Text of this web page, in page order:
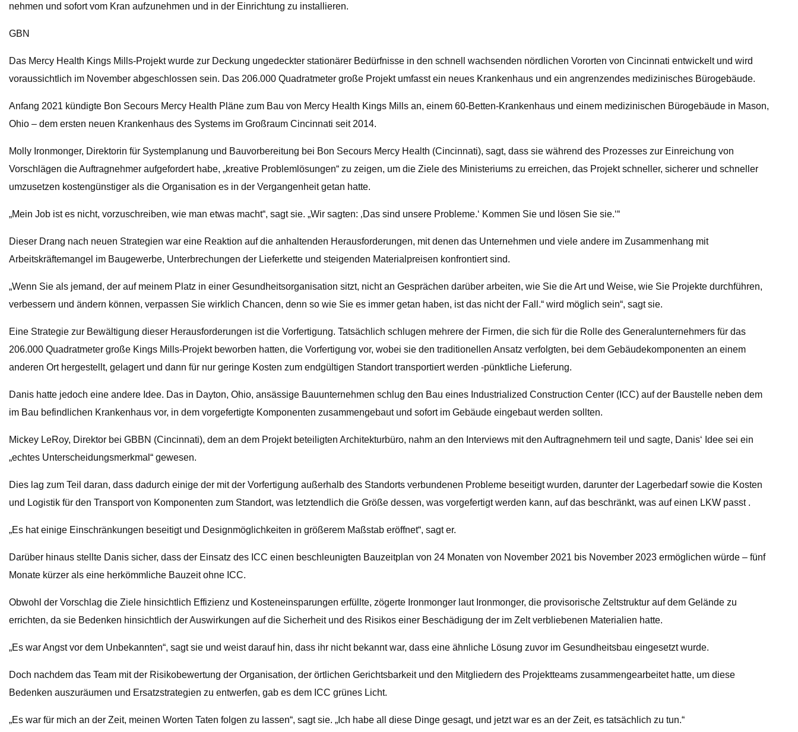
nehmen und sofort vom Kran aufzunehmen und in der Einrichtung zu installieren.
GBN
Das Mercy Health Kings Mills-Projekt wurde zur Deckung ungedeckter stationärer Bedürfnisse in den schnell wachsenden nördlichen Vororten von Cincinnati entwickelt und wird
voraussichtlich im November abgeschlossen sein. Das 206.000 Quadratmeter große Projekt umfasst ein neues Krankenhaus und ein angrenzendes medizinisches Bürogebäude.
Anfang 2021 kündigte Bon Secours Mercy Health Pläne zum Bau von Mercy Health Kings Mills an, einem 60-Betten-Krankenhaus und einem medizinischen Bürogebäude in Mason,
Ohio – dem ersten neuen Krankenhaus des Systems im Großraum Cincinnati seit 2014.
Molly Ironmonger, Direktorin für Systemplanung und Bauvorbereitung bei Bon Secours Mercy Health (Cincinnati), sagt, dass sie während des Prozesses zur Einreichung von
Vorschlägen die Auftragnehmer aufgefordert habe, „kreative Problemlösungen“ zu zeigen, um die Ziele des Ministeriums zu erreichen, das Projekt schneller, sicherer und schneller
umzusetzen kostengünstiger als die Organisation es in der Vergangenheit getan hatte.
„Mein Job ist es nicht, vorzuschreiben, wie man etwas macht“, sagt sie. „Wir sagten: ‚Das sind unsere Probleme.‘ Kommen Sie und lösen Sie sie.‘“
Dieser Drang nach neuen Strategien war eine Reaktion auf die anhaltenden Herausforderungen, mit denen das Unternehmen und viele andere im Zusammenhang mit
Arbeitskräftemangel im Baugewerbe, Unterbrechungen der Lieferkette und steigenden Materialpreisen konfrontiert sind.
„Wenn Sie als jemand, der auf meinem Platz in einer Gesundheitsorganisation sitzt, nicht an Gesprächen darüber arbeiten, wie Sie die Art und Weise, wie Sie Projekte durchführen,
verbessern und ändern können, verpassen Sie wirklich Chancen, denn so wie Sie es immer getan haben, ist das nicht der Fall.“ wird möglich sein“, sagt sie.
Eine Strategie zur Bewältigung dieser Herausforderungen ist die Vorfertigung. Tatsächlich schlugen mehrere der Firmen, die sich für die Rolle des Generalunternehmers für das
206.000 Quadratmeter große Kings Mills-Projekt beworben hatten, die Vorfertigung vor, wobei sie den traditionellen Ansatz verfolgten, bei dem Gebäudekomponenten an einem
anderen Ort hergestellt, gelagert und dann für nur geringe Kosten zum endgültigen Standort transportiert werden -pünktliche Lieferung.
Danis hatte jedoch eine andere Idee. Das in Dayton, Ohio, ansässige Bauunternehmen schlug den Bau eines Industrialized Construction Center (ICC) auf der Baustelle neben dem
im Bau befindlichen Krankenhaus vor, in dem vorgefertigte Komponenten zusammengebaut und sofort im Gebäude eingebaut werden sollten.
Mickey LeRoy, Direktor bei GBBN (Cincinnati), dem an dem Projekt beteiligten Architekturbüro, nahm an den Interviews mit den Auftragnehmern teil und sagte, Danis‘ Idee sei ein
„echtes Unterscheidungsmerkmal“ gewesen.
Dies lag zum Teil daran, dass dadurch einige der mit der Vorfertigung außerhalb des Standorts verbundenen Probleme beseitigt wurden, darunter der Lagerbedarf sowie die Kosten
und Logistik für den Transport von Komponenten zum Standort, was letztendlich die Größe dessen, was vorgefertigt werden kann, auf das beschränkt, was auf einen LKW passt .
„Es hat einige Einschränkungen beseitigt und Designmöglichkeiten in größerem Maßstab eröffnet“, sagt er.
Darüber hinaus stellte Danis sicher, dass der Einsatz des ICC einen beschleunigten Bauzeitplan von 24 Monaten von November 2021 bis November 2023 ermöglichen würde – fünf
Monate kürzer als eine herkömmliche Bauzeit ohne ICC.
Obwohl der Vorschlag die Ziele hinsichtlich Effizienz und Kosteneinsparungen erfüllte, zögerte Ironmonger laut Ironmonger, die provisorische Zeltstruktur auf dem Gelände zu
errichten, da sie Bedenken hinsichtlich der Auswirkungen auf die Sicherheit und des Risikos einer Beschädigung der im Zelt verbliebenen Materialien hatte.
„Es war Angst vor dem Unbekannten“, sagt sie und weist darauf hin, dass ihr nicht bekannt war, dass eine ähnliche Lösung zuvor im Gesundheitsbau eingesetzt wurde.
Doch nachdem das Team mit der Risikobewertung der Organisation, der örtlichen Gerichtsbarkeit und den Mitgliedern des Projektteams zusammengearbeitet hatte, um diese
Bedenken auszuräumen und Ersatzstrategien zu entwerfen, gab es dem ICC grünes Licht.
„Es war für mich an der Zeit, meinen Worten Taten folgen zu lassen“, sagt sie. „Ich habe all diese Dinge gesagt, und jetzt war es an der Zeit, es tatsächlich zu tun.“